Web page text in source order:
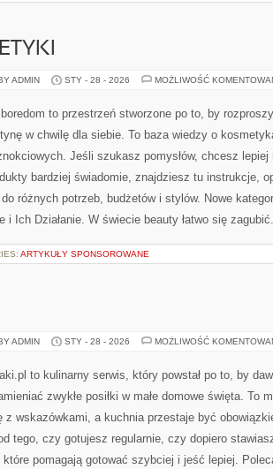
ADMIN STY - 28 - 2026 MOŻLIWOŚĆ
to przestrzeń stworzone po to, by
w chwilę dla siebie. To baza wiedzy o
Jeśli szukasz pomysłów, chcesz lepiej
bardziej świadomie, znajdziesz tu instrukcje,
różnych potrzeb, budżetów i stylów. Nowe
i Ich Działanie. W świecie beauty łatwo się
ARTYKUŁY SPONSOROWANE
ADMIN STY - 28 - 2026 MOŻLIWOŚĆ
to kulinarny serwis, który powstał po to, by
zwykłe posiłki w małe domowe święta. To
z wskazówkami, a kuchnia przestaje być
tego, czy gotujesz regularnie, czy dopiero
pomagają gotować szybciej i jeść lepiej.